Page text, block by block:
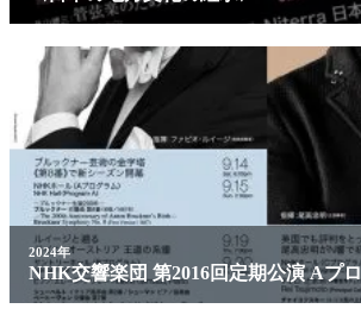
2024年
NHK交響楽団 第2016回定期公演 Aプ